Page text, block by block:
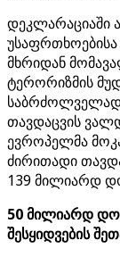
დეკლარაციაში
მხრიდან
ტერორიზმის
საბრძოლველად,
თავდაცვის
ევროპელმა
ძირითადი
139 მილიარდ
50 მილიარდ
შესყიდვების